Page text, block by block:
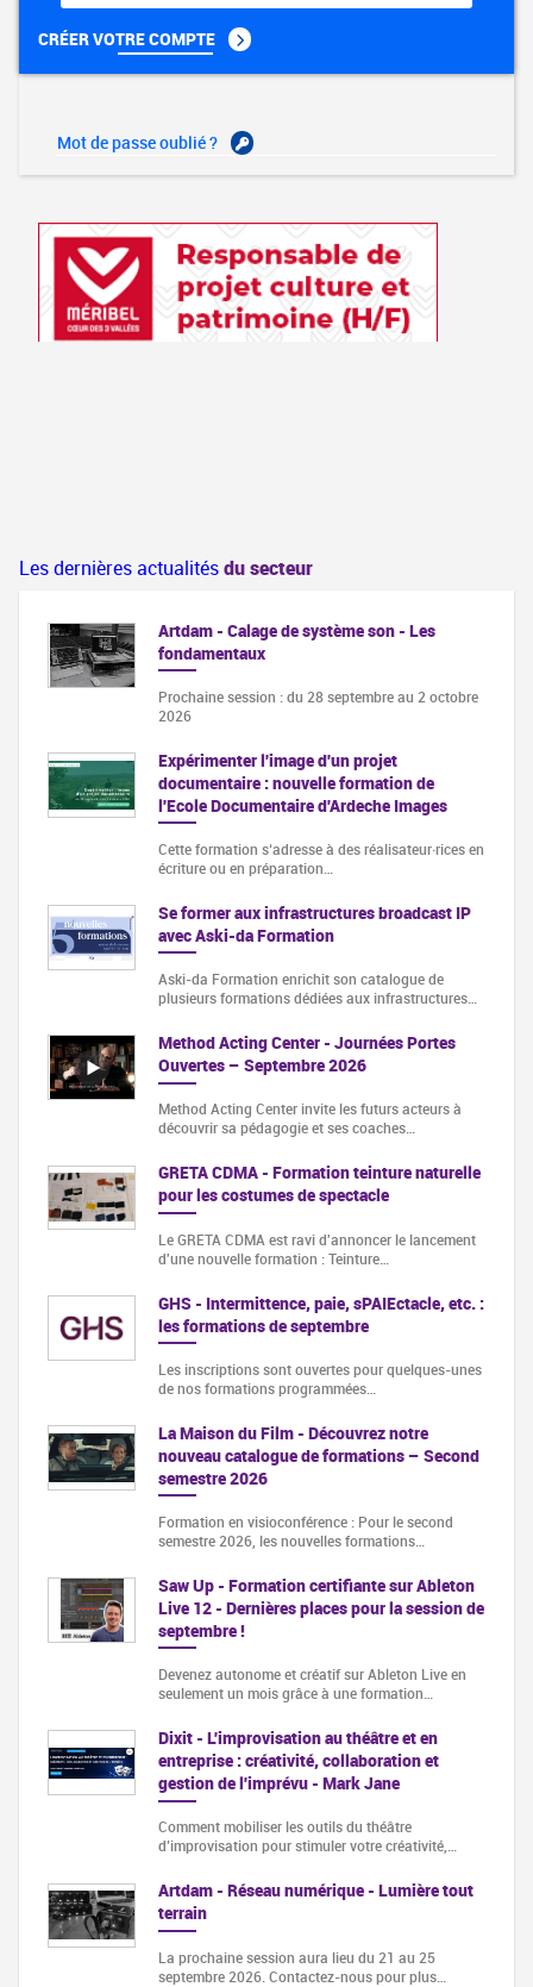
CRÉER VOTRE COMPTE
Mot de passe oublié ?
Les dernières actualitésdu secteur
Artdam - Calage de système son - Les
fondamentaux
Prochaine session : du 28 septembre au 2 octobre
2026
Expérimenter l'image d'un projet
documentaire : nouvelle formation de
l'Ecole Documentaire d'Ardeche Images
Cette formation s‘adresse à des réalisateur·rices en
écriture ou en préparation…
Se former aux infrastructures broadcast IP
avec Aski-da Formation
Aski-da Formation enrichit son catalogue de
plusieurs formations dédiées aux infrastructures…
Method Acting Center - Journées Portes
Ouvertes – Septembre 2026
Method Acting Center invite les futurs acteurs à
découvrir sa pédagogie et ses coaches…
GRETA CDMA - Formation teinture naturelle
pour les costumes de spectacle
Le GRETA CDMA est ravi d'annoncer le lancement
d'une nouvelle formation : Teinture…
GHS - Intermittence, paie, sPAIEctacle, etc. :
les formations de septembre
Les inscriptions sont ouvertes pour quelques-unes
de nos formations programmées…
La Maison du Film - Découvrez notre
nouveau catalogue de formations – Second
semestre 2026
Formation en visioconférence : Pour le second
semestre 2026, les nouvelles formations…
Saw Up - Formation certifiante sur Ableton
Live 12 - Dernières places pour la session de
septembre !
Devenez autonome et créatif sur Ableton Live en
seulement un mois grâce à une formation…
Dixit - L'improvisation au théâtre et en
entreprise : créativité, collaboration et
gestion de l'imprévu - Mark Jane
Comment mobiliser les outils du théâtre
d’improvisation pour stimuler votre créativité,…
Artdam - Réseau numérique - Lumière tout
terrain
La prochaine session aura lieu du 21 au 25
septembre 2026. Contactez-nous pour plus…